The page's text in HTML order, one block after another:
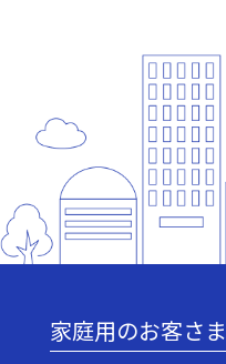
家庭用のお客さま